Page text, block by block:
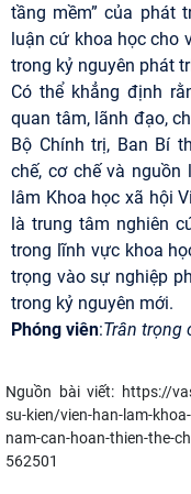
tầng mềm” của phát
luận cứ khoa học cho
trong kỷ nguyên phát
Có thể khẳng định
quan tâm, lãnh đạo,
Bộ Chính trị, Ban Bí
chế, cơ chế và
lâm Khoa học xã hội
là trung tâm nghiên
trong lĩnh vực khoa
trọng vào sự nghiệp
trong kỷ nguyên mới.
Phóng viên:Trân trọng
Nguồn bài viết: https://
su-kien/vien-han-lam-
nam-can-hoan-thien-the-
562501